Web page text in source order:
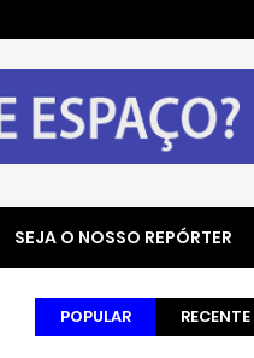
SEJA O NOSSO REPÓRTER
POPULAR RECENTE